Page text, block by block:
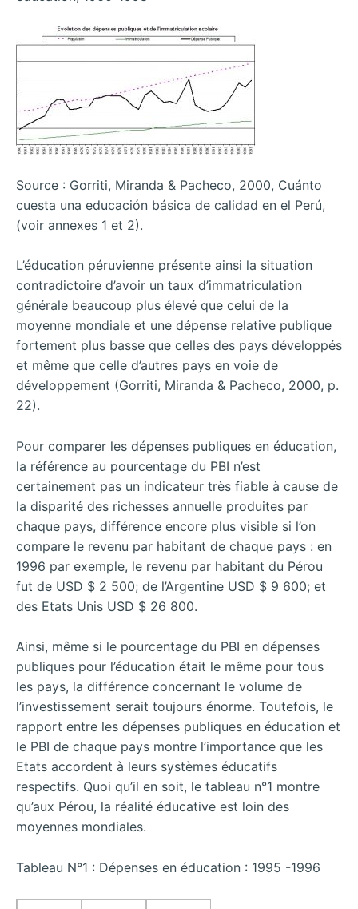
Source : Gorriti, Miranda & Pacheco, 2000, Cuánto
cuesta una educación básica de calidad en el Perú,
(voir annexes 1 et 2).
L’éducation péruvienne présente ainsi la situation
contradictoire d’avoir un taux d’immatriculation
générale beaucoup plus élevé que celui de la
moyenne mondiale et une dépense relative publique
fortement plus basse que celles des pays développés
et même que celle d’autres pays en voie de
développement (Gorriti, Miranda & Pacheco, 2000, p.
22).
Pour comparer les dépenses publiques en éducation,
la référence au pourcentage du PBI n’est
certainement pas un indicateur très fiable à cause de
la disparité des richesses annuelle produites par
chaque pays, différence encore plus visible si l’on
compare le revenu par habitant de chaque pays : en
1996 par exemple, le revenu par habitant du Pérou
fut de USD $ 2 500; de l’Argentine USD $ 9 600; et
des Etats Unis USD $ 26 800.
Ainsi, même si le pourcentage du PBI en dépenses
publiques pour l’éducation était le même pour tous
les pays, la différence concernant le volume de
l’investissement serait toujours énorme. Toutefois, le
rapport entre les dépenses publiques en éducation et
le PBI de chaque pays montre l’importance que les
Etats accordent à leurs systèmes éducatifs
respectifs. Quoi qu’il en soit, le tableau n°1 montre
qu’aux Pérou, la réalité éducative est loin des
moyennes mondiales.
Tableau N°1 : Dépenses en éducation : 1995 -1996